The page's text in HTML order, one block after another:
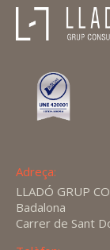
Adreça:
LLADÓ GRUP
Badalona
Carrer de Sant